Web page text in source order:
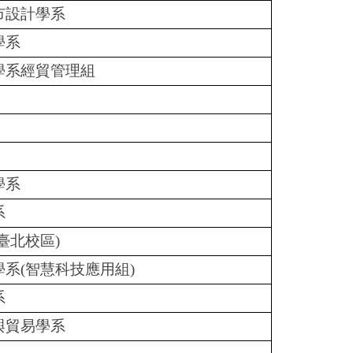
設計學系
系
系經貿管理組
系
北校區)
系(智慧科技應用組)
貿易學系